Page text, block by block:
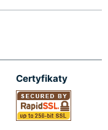
Certyfikaty